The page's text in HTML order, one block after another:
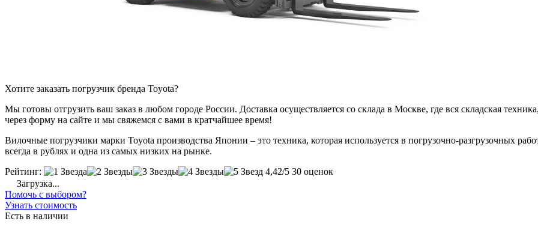
Хотите заказать погрузчик бренда Toyota?
Мы готовы отгрузить ваш заказ в любом городе России. Доставка осуществляется со склада в Москве, где вся складская
через форму на сайте и мы свяжемся с вами в кратчайшее время!
Вилочные погрузчики марки Toyota производства Японии – это техника, которая используется в погрузочно-разгрузочных
всегда в рублях и одна из самых низких на рынке.
Рейтинг:
4,42/5 30 оценок
Загрузка...
Помочь с выбором?
Узнать стоимость
Есть в наличии